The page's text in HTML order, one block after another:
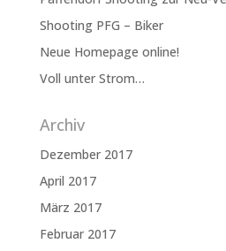
Shooting PFG – Biker
Neue Homepage online!
Voll unter Strom…
Archiv
Dezember 2017
April 2017
März 2017
Februar 2017